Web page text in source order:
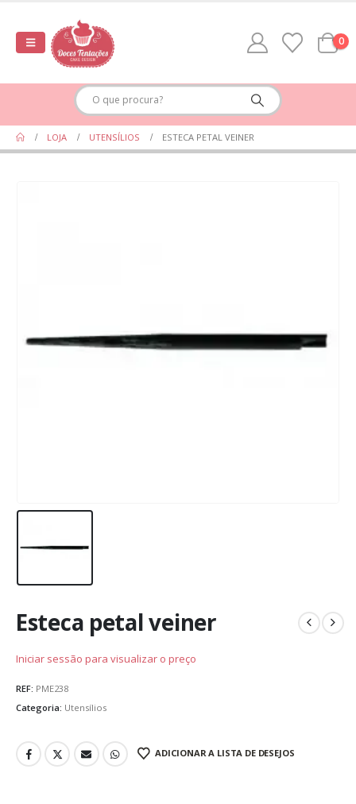
0
LOJA UTENSÍLIOS ESTECA PETAL VEINER
Esteca petal veiner
Iniciar sessão para visualizar o preço
REF: PME238
Categoria: Utensílios
ADICIONAR A LISTA DE DESEJOS